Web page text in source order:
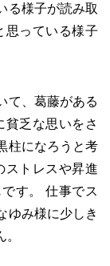
る様子が読み取
思っている様子
て、葛藤がある
貧乏な思いをさ
柱になろうと考
ストレスや昇進
す。 仕事でス
ゆみ様に少しき